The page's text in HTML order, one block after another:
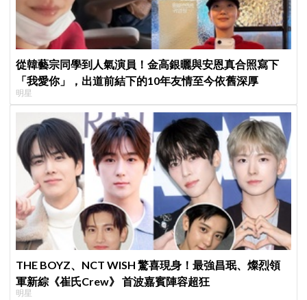
從韓藝宗同學到人氣演員！金高銀曬與安恩真合照寫下
「我愛你」，出道前結下的10年友情至今依舊深厚
明星
THE BOYZ、NCT WISH 驚喜現身！最強昌珉、燦烈領
軍新綜《崔氏Crew》 首波嘉賓陣容超狂
明星